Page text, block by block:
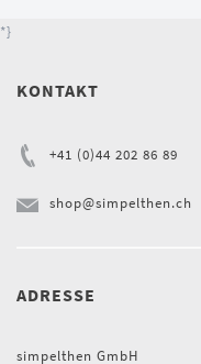
*}
KONTAKT
+41 (0)44 202 86 89
shop@simpelthen.ch
ADRESSE
simpelthen GmbH